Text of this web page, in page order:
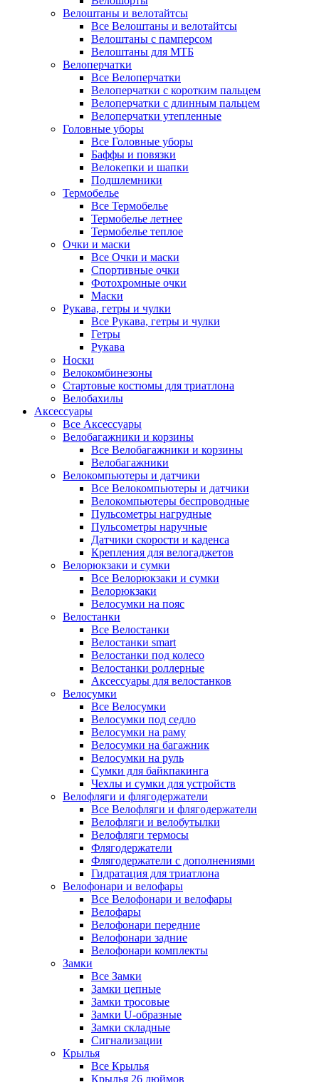
Велоштаны и велотайтсы
Все Велоштаны и велотайтсы
Велоштаны с памперсом
Велоштаны для МТБ
Велоперчатки
Все Велоперчатки
Велоперчатки с коротким пальцем
Велоперчатки с длинным пальцем
Велоперчатки утепленные
Головные уборы
Все Головные уборы
Баффы и повязки
Велокепки и шапки
Подшлемники
Термобелье
Все Термобелье
Термобелье летнее
Термобелье теплое
Очки и маски
Все Очки и маски
Спортивные очки
Фотохромные очки
Маски
Рукава, гетры и чулки
Все Рукава, гетры и чулки
Гетры
Рукава
Носки
Велокомбинезоны
Стартовые костюмы для триатлона
Велобахилы
Аксессуары
Все Аксессуары
Велобагажники и корзины
Все Велобагажники и корзины
Велобагажники
Велокомпьютеры и датчики
Все Велокомпьютеры и датчики
Велокомпьютеры беспроводные
Пульсометры нагрудные
Пульсометры наручные
Датчики скорости и каденса
Крепления для велогаджетов
Велорюкзаки и сумки
Все Велорюкзаки и сумки
Велорюкзаки
Велосумки на пояс
Велостанки
Все Велостанки
Велостанки smart
Велостанки под колесо
Велостанки роллерные
Аксессуары для велостанков
Велосумки
Все Велосумки
Велосумки под седло
Велосумки на раму
Велосумки на багажник
Велосумки на руль
Сумки для байкпакинга
Чехлы и сумки для устройств
Велофляги и флягодержатели
Все Велофляги и флягодержатели
Велофляги и велобутылки
Велофляги термосы
Флягодержатели
Флягодержатели с дополнениями
Гидратация для триатлона
Велофонари и велофары
Все Велофонари и велофары
Велофары
Велофонари передние
Велофонари задние
Велофонари комплекты
Замки
Все Замки
Замки цепные
Замки тросовые
Замки U-образные
Замки складные
Сигнализации
Крылья
Все Крылья
Крылья 26 дюймов